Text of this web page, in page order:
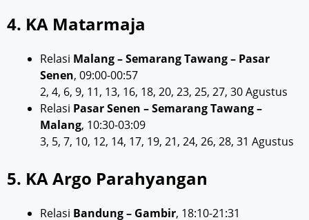
4. KA Matarmaja
Relasi Malang – Semarang Tawang – Pasar
Senen, 09:00-00:57
2, 4, 6, 9, 11, 13, 16, 18, 20, 23, 25, 27, 30 Agustus
Relasi Pasar Senen – Semarang Tawang –
Malang, 10:30-03:09
3, 5, 7, 10, 12, 14, 17, 19, 21, 24, 26, 28, 31 Agustus
5. KA Argo Parahyangan
Relasi Bandung – Gambir, 18:10-21:31